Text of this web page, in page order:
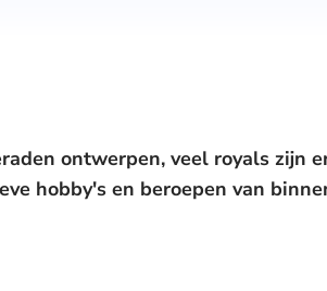
ontwerpen, veel royals zijn
hobby's en beroepen van